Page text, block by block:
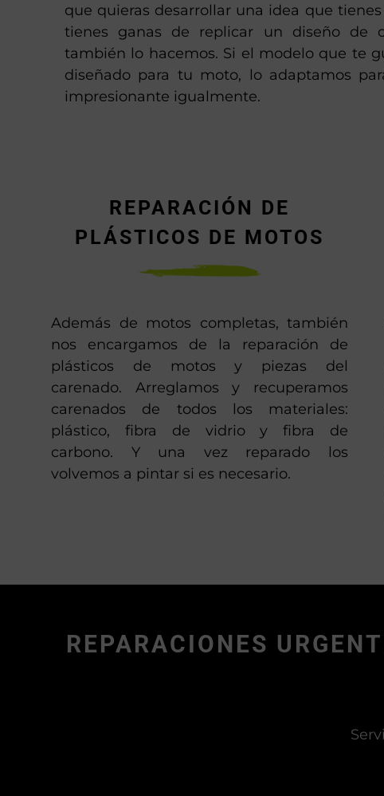
que quieras desarrollar una idea que
tienes ganas de replicar un diseño de
también lo hacemos. Si el modelo que te
diseñado para tu moto, lo adaptamos
impresionante igualmente.
REPARACIÓN DE
PLÁSTICOS DE MOTOS
Además de motos completas, también
nos encargamos de la reparación de
plásticos de motos y piezas del
carenado. Arreglamos y recuperamos
carenados de todos los materiales:
plástico, fibra de vidrio y fibra de
carbono. Y una vez reparado los
volvemos a pintar si es necesario.
REPARACIONES